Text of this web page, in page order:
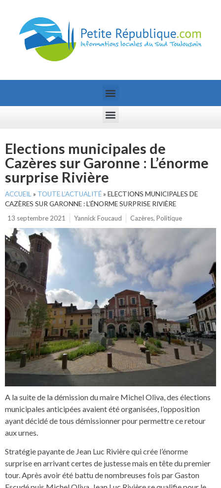
Elections municipales de
Cazères sur Garonne : L’énorme
surprise Rivière
ACCUEIL » TOUTE L’ACTUALITÉ» ELECTIONS MUNICIPALES DE
CAZÈRES SUR GARONNE : L’ÉNORME SURPRISE RIVIÈRE
13 septembre 2021
Yannick Foucaud Cazères, Politique
A la suite de la démission du maire Michel Oliva, des élections
municipales anticipées avaient été organisées, l’opposition
ayant décidé de tous démissionner pour permettre ce retour
aux urnes.
Stratégie payante de Jean Luc Rivière qui crée l’énorme
surprise en arrivant certes de justesse mais en tête du premier
tour. Après avoir été battu de nombreuses fois par Gaston